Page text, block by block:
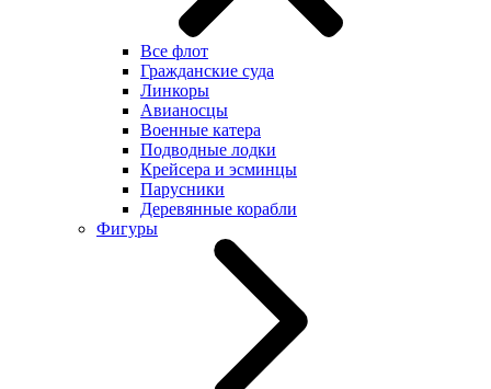
Все флот
Гражданские суда
Линкоры
Авианосцы
Военные катера
Подводные лодки
Крейсера и эсминцы
Парусники
Деревянные корабли
Фигуры